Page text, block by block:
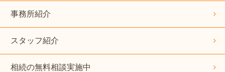
事務所紹介
スタッフ紹介
相続の無料相談実施中